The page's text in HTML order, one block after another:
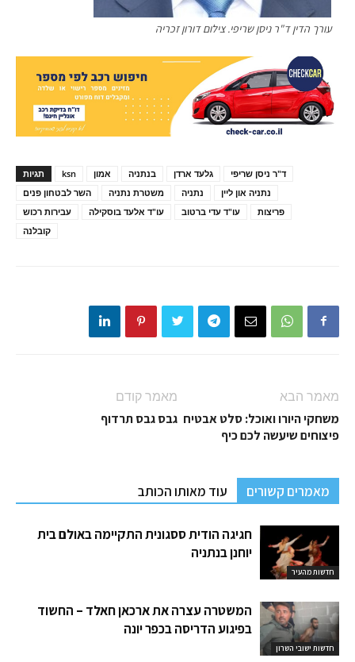
עורך הדין ד"ר ניסן שריפי. צילום דורון זכריה
תגיות ksn אמון בנתניה גלעד ארדן
ד"ר ניסן שריפי
השר לבטחון פנים
משטרת נתניה נתניה
נתניה און ליין
עבירות רכוש
עו"ד אלעד בוסקילה עו"ד עדי ברטוב
פריצות
קובלנה
מאמר קודם
גבס גבס תרדוף
מאמר הבא
משחקי היורו ואוכל: סלט אבטיח
פיצוחים שיעשה לכם כיף
מאמרים קשורים עוד מאותו הכותב
חדשות מהעיר
חגיגה הודית ססגונית התקיימה באולם בית
יוחנן בנתניה
חדשות ישובי השרון
המשטרה עצרה את ארכאן חאלד – החשוד
בפיגוע הדריסה בכפר יונה